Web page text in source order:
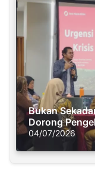
Bukan
Dorong
Solusi Krisis
04/07/2026